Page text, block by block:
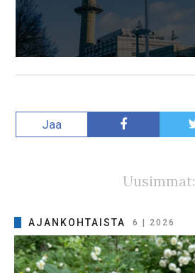
Jaa
Uusimmat:
AJANKOHTAISTA 6 | 2026